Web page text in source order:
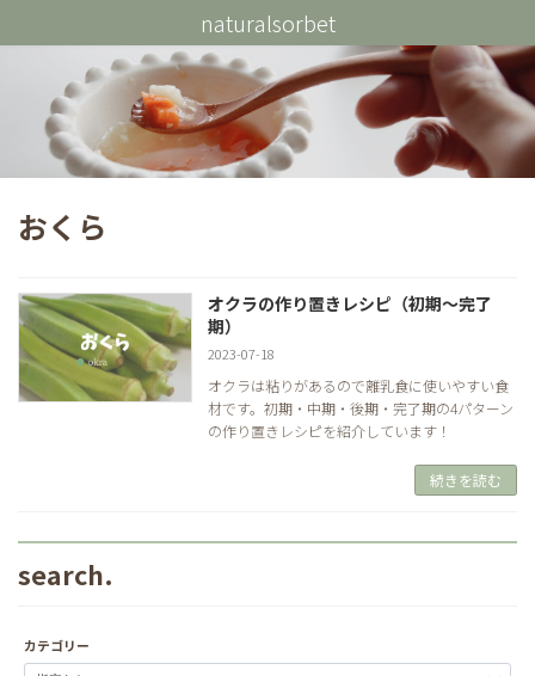
テ
ッ
ゲ
移
naturalsorbet
おくら
オクラの作り置きレシピ（初期～完了
期）
2023-07-18
オクラは粘りがあるので離乳食に使いやすい食
材です。初期・中期・後期・完了期の4パターン
の作り置きレシピを紹介しています！
続きを読む
search.
カテゴリー